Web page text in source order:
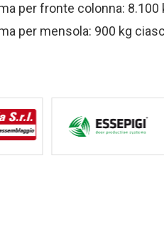
per fronte colonna: 8.100
per mensola: 900 kg